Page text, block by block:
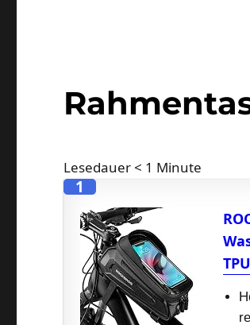
Lesedauer < 1 Minute
1